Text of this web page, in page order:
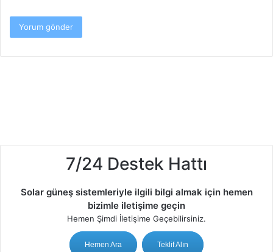
7/24 Destek Hattı
Solar güneş sistemleriyle ilgili bilgi almak için hemen
bizimle iletişime geçin
Hemen Şimdi İletişime Geçebilirsiniz.
Hemen Ara Teklif Alın